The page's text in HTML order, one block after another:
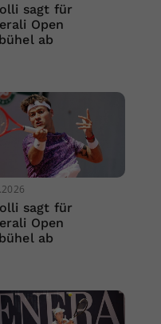
sagt für
Open
ab
sagt für
Open
ab